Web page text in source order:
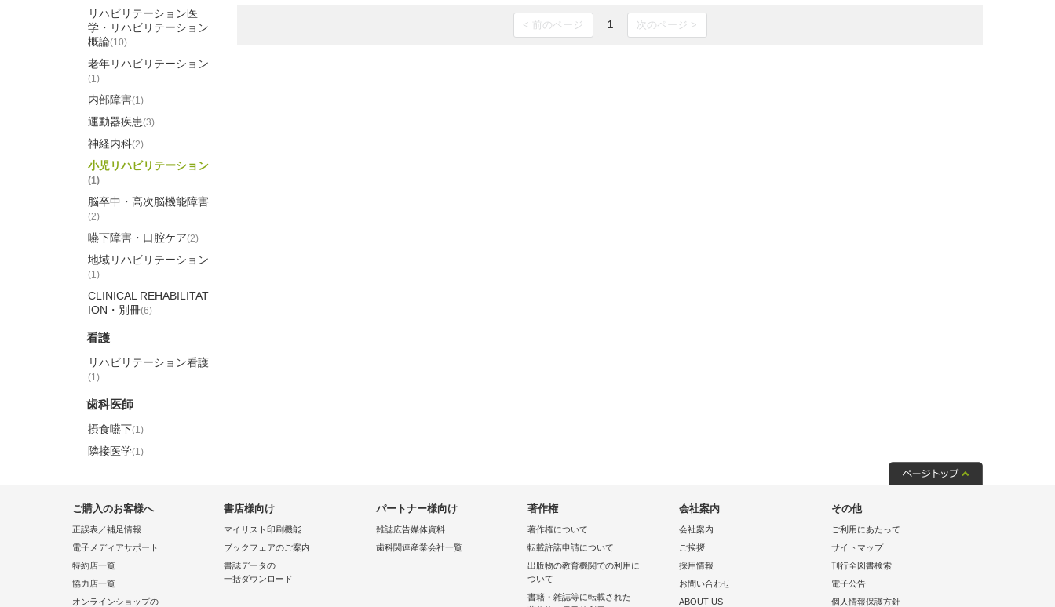
< 前のページ 1 次のページ >
リハビリテーション医
学・リハビリテーション
概論(10)
老年リハビリテーション
(1)
内部障害(1)
運動器疾患(3)
神経内科(2)
小児リハビリテーション
(1)
脳卒中・高次脳機能障害
(2)
嚥下障害・口腔ケア(2)
地域リハビリテーション
(1)
CLINICAL REHABILITAT
ION・別冊(6)
看護
リハビリテーション看護
(1)
歯科医師
摂食嚥下(1)
隣接医学(1)
ご購入のお客様へ
正誤表／補足情報
電子メディアサポート
特約店一覧
協力店一覧
オンラインショップの
書店様向け
マイリスト印刷機能
ブックフェアのご案内
書誌データの
一括ダウンロード
パートナー様向け
雑誌広告媒体資料
歯科関連産業会社一覧
著作権
著作権について
転載許諾申請について
出版物の教育機関での利用に
ついて
書籍・雑誌等に転載された
会社案内
会社案内
ご挨拶
採用情報
お問い合わせ
ABOUT US
その他
ご利用にあたって
サイトマップ
刊行全図書検索
電子公告
個人情報保護方針